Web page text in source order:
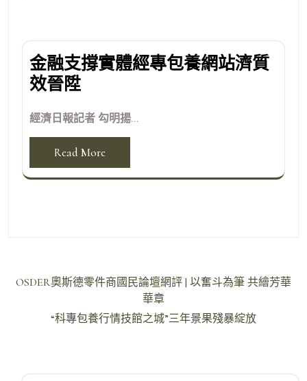
金融支撐實體經專包養網站濟質
效晉陞
經濟日報記者 勾明揚...
Read More
文
OSDER奧斯德零件商國民論壇網評 | 以奮斗為筆 共繪芳華
華章
“科專包養行情技館之城”三年景果殘暴綻放